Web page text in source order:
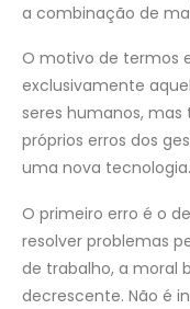
a combinação de
O motivo de termos
exclusivamente
seres humanos,
próprios erros dos
uma nova
O primeiro erro é o
resolver problemas
de trabalho, a moral
decrescente. Não é